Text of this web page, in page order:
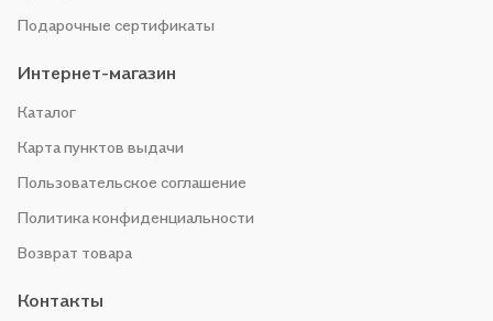
Подарочные сертификаты
Интернет-магазин
Каталог
Карта пунктов выдачи
Пользовательское соглашение
Политика конфиденциальности
Возврат товара
Контакты